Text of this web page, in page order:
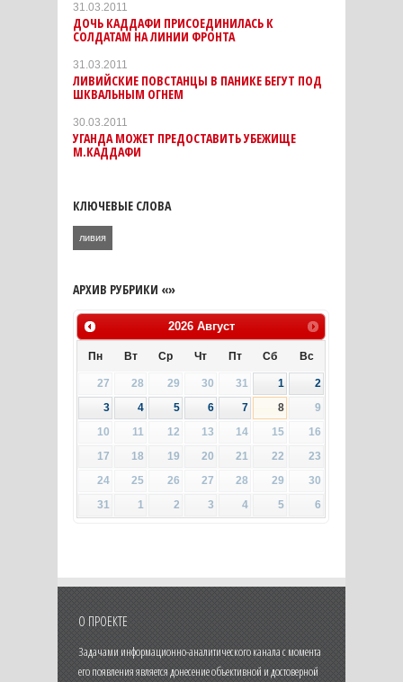
31.03.2011
ДОЧЬ КАДДАФИ ПРИСОЕДИНИЛАСЬ К
СОЛДАТАМ НА ЛИНИИ ФРОНТА
31.03.2011
ЛИВИЙСКИЕ ПОВСТАНЦЫ В ПАНИКЕ БЕГУТ ПОД
ШКВАЛЬНЫМ ОГНЕМ
30.03.2011
УГАНДА МОЖЕТ ПРЕДОСТАВИТЬ УБЕЖИЩЕ
М.КАДДАФИ
КЛЮЧЕВЫЕ СЛОВА
ливия
АРХИВ РУБРИКИ «»
2026 Август
Пн Вт Ср Чт Пт Сб Вс
27 28 29 30 31 1
2
3
4 5 6 7 8
9
10
11 12 13 14 15
16
17
18 19 20 21 22
23
24
25 26 27 28 29
30
31
1 2 3 4 5 6
О ПРОЕКТЕ
Задачами информационно-аналитического канала с момента
его появления является донесение объективной и достоверной